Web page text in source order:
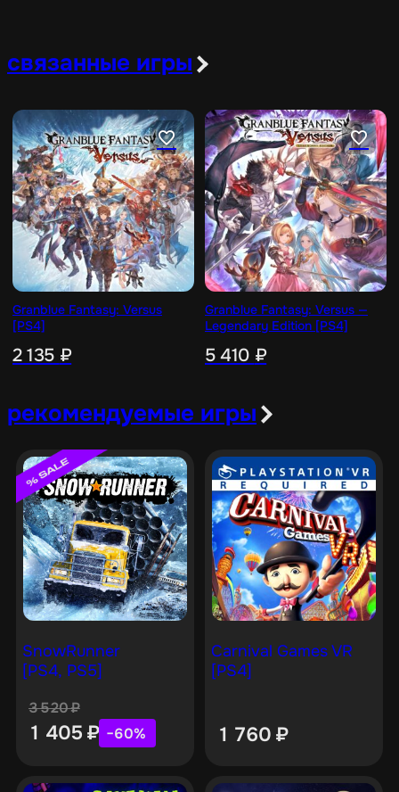
связанные игры
Granblue Fantasy: Versus
[PS4]
2 135 ₽
Granblue Fantasy: Versus —
Legendary Edition [PS4]
5 410 ₽
рекомендуемые игры
SnowRunner
[PS4, PS5]
3 520₽
1 405 ₽ −60%
Carnival Games VR
[PS4]
1 760 ₽